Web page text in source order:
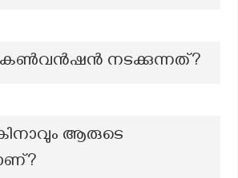
കണ്‍വന്‍ഷന്‍ നടക്കുന്നത്?
ആരുടെ